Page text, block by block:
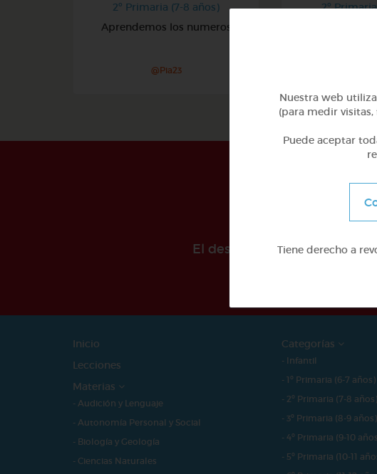
2º Primaria (7-8 años)
Aprendemos los numeros
@Pia23
2º
El desarollo de este
Inicio
Lecciones
Materias
- Audición y Lenguaje
- Autonomía Personal y Social
- Biología y Geología
- Ciencias Naturales
Categorías
- Infantil
- 1º Primaria (6-7 años)
- 2º Primaria (7-8 años)
- 3º Primaria (8-9 años)
- 4º Primaria (9-10
- 5º Primaria (10-11
Nuestra web
(para medir
Puede aceptar
Tiene derecho a